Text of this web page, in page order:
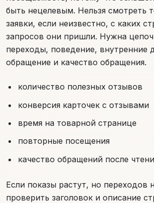
быть нецелевым. Нельзя смотреть
заявки, если неизвестно, с каких
запросов они пришли. Нужна
переходы, поведение, внутренние
обращение и качество обращения.
количество полезных отзывов
конверсия карточек с отзывами
время на товарной странице
повторные посещения
качество обращений после
Если показы растут, но переходов
проверить заголовок и описание